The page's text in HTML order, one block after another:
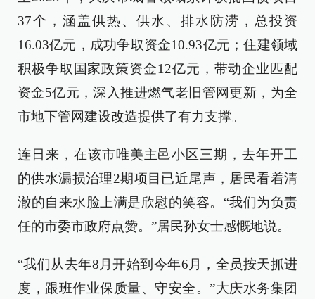
37个，涵盖供热、供水、排水防涝，总投资
16.03亿元，成功争取资金10.93亿元；住建领域
积极争取国家政策资金12亿元，带动企业匹配
资金5亿元，深入推进燃气老旧管网更新，为全
市地下管网建设改造提供了有力支撑。
连日来，在该市唯美主邑小区三期，去年开工
的供水漏损治理2期项目已近尾声，居民看着清
澈的自来水脸上满是欣慰的笑容。“我们为负责
任的市委市政府点赞。”居民孙女士感慨地说。
“我们从去年8月开始到今年6月，全员按天抓进
度，跟班作业保质量、守安全。”大庆水务集团